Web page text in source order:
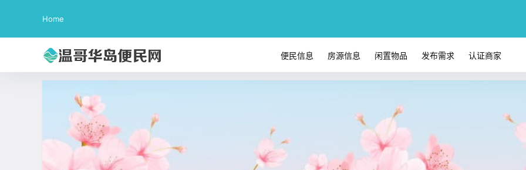
Home
便民信息 房源信息 闲置物品 发布需求 认证商家